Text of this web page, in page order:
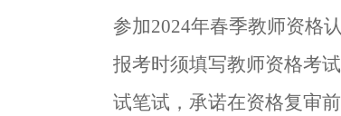
参加2024年春季教师资格
报考时须填写教师资格考
试笔试， 承诺在资格复审